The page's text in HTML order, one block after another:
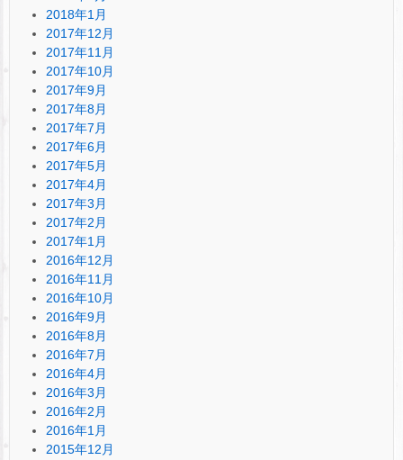
2018年1月
2017年12月
2017年11月
2017年10月
2017年9月
2017年8月
2017年7月
2017年6月
2017年5月
2017年4月
2017年3月
2017年2月
2017年1月
2016年12月
2016年11月
2016年10月
2016年9月
2016年8月
2016年7月
2016年4月
2016年3月
2016年2月
2016年1月
2015年12月